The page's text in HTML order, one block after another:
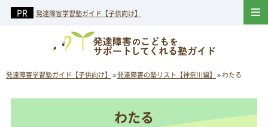
発達障害学習塾ガイド【子供向け】
発達障害学習塾ガイド【子供向け】 »発達障害の塾リスト【神奈川編】 »わたる
わたる